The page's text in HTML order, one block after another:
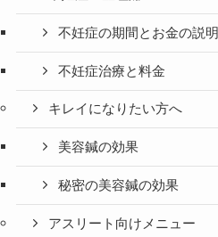
不妊症の期間とお金の説明
不妊症治療と料金
キレイになりたい方へ
美容鍼の効果
秘密の美容鍼の効果
アスリート向けメニュー